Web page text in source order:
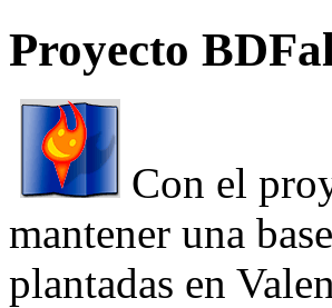
Proyecto
Con el
mantener una
plantadas en